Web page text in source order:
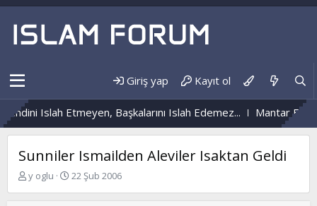
Giriş yap Kayıt ol
Islah Etmeyen, Başkalarını Islah Edemez... Mantar
Sunniler Ismailden Aleviler Isaktan Geldi
K
y oglu
B
22 Şub 2006